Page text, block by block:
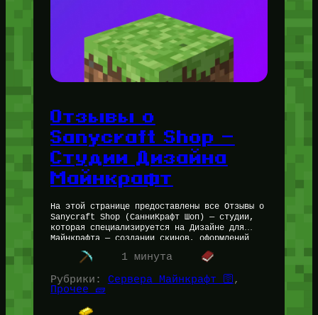
Отзывы о
Sanycraft Shop —
Студии Дизайна
Майнкрафт
На этой странице предоставлены все Отзывы о
Sanycraft Shop (СанниКрафт Шоп) — студии,
которая специализируется на Дизайне для
Майнкрафта — создании скинов, оформлений
для каналов и Minecraft серверов. »
✅Более…
1 минута
Рубрики: Сервера Майнкрафт 🛜
Прочее 🧱